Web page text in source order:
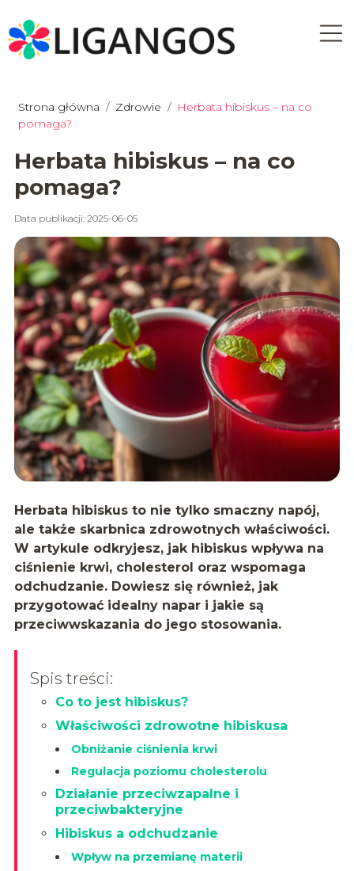
Strona główna / Zdrowie / Herbata hibiskus – na co
pomaga?
Herbata hibiskus – na co
pomaga?
Data publikacji: 2025-06-05
Herbata hibiskus to nie tylko smaczny napój,
ale także skarbnica zdrowotnych właściwości.
W artykule odkryjesz, jak hibiskus wpływa na
ciśnienie krwi, cholesterol oraz wspomaga
odchudzanie. Dowiesz się również, jak
przygotować idealny napar i jakie są
przeciwwskazania do jego stosowania.
Spis treści:
Co to jest hibiskus?
Właściwości zdrowotne hibiskusa
Obniżanie ciśnienia krwi
Regulacja poziomu cholesterolu
Działanie przeciwzapalne i
przeciwbakteryjne
Hibiskus a odchudzanie
Wpływ na przemianę materii